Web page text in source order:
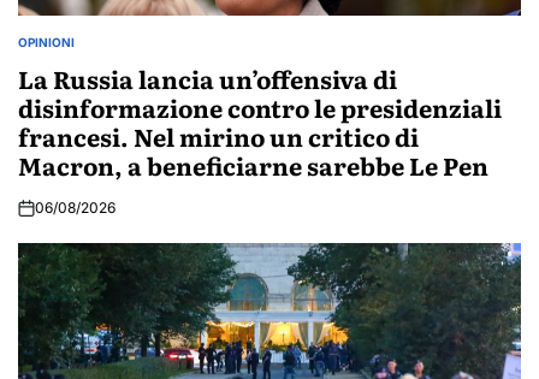
POSTED
OPINIONI
La Russia lancia un’offensiva di
disinformazione contro le presidenziali
francesi. Nel mirino un critico di
Macron, a beneficiarne sarebbe Le Pen
06/08/2026